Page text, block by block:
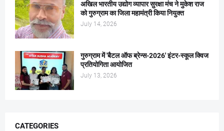
अखिल भारतीय उद्योग व्यापार सुरक्षा मंच ने मुकेश राज
को गुरुग्राम का जिला महामंत्री किया नियुक्त
July 14, 2026
गुरुग्राम में 'बैटल ऑफ ब्रेन्स-2026' इंटर-स्कूल क्विज
प्रतियोगिता आयोजित
July 13, 2026
CATEGORIES